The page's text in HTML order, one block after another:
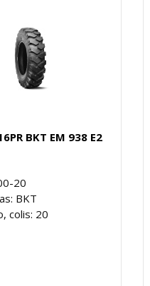
BKT EM 938 E2
20
BKT
colis: 20